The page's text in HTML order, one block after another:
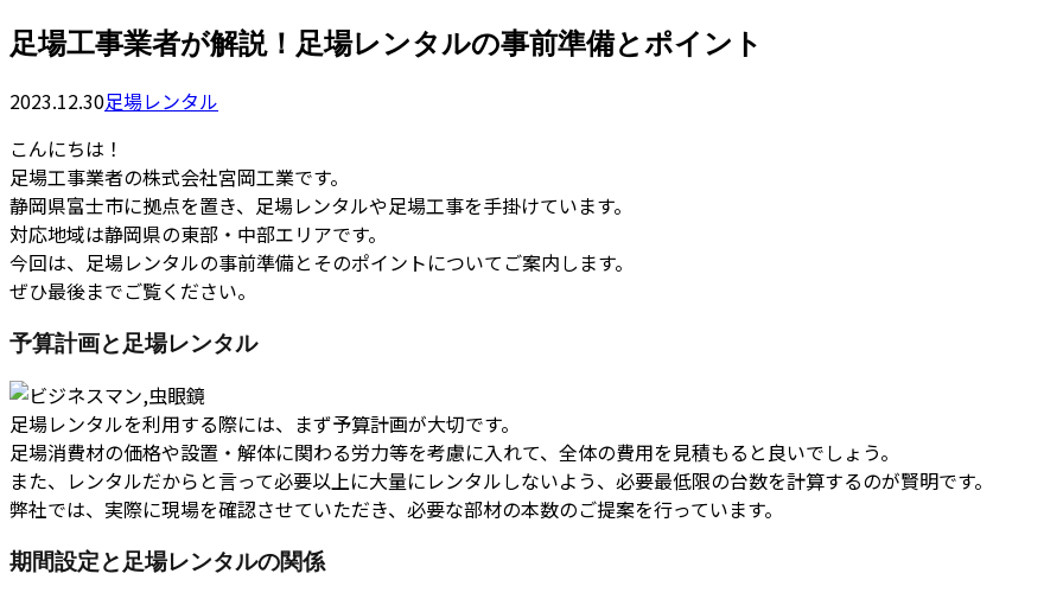
足場工事業者が解説！足場レンタルの事前準備とポイント
2023.12.30足場レンタル
こんにちは！
足場工事業者の株式会社宮岡工業です。
静岡県富士市に拠点を置き、足場レンタルや足場工事を手掛けています。
対応地域は静岡県の東部・中部エリアです。
今回は、足場レンタルの事前準備とそのポイントについてご案内します。
ぜひ最後までご覧ください。
予算計画と足場レンタル
足場レンタルを利用する際には、まず予算計画が大切です。
足場消費材の価格や設置・解体に関わる労力等を考慮に入れて、全体の費用を見積もると良いでしょう。
また、レンタルだからと言って必要以上に大量にレンタルしないよう、必要最低限の台数を計算するのが賢明です。
弊社では、実際に現場を確認させていただき、必要な部材の本数のご提案を行っています。
期間設定と足場レンタルの関係